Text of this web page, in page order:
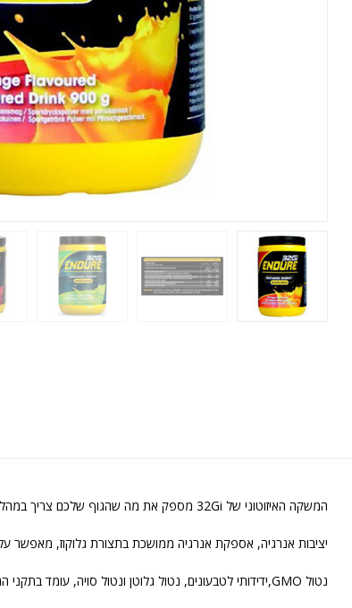
המשקה האיזוטוני של 32Gi מספק את מה שהגוף שלכם צריך במהלך פעילות גופנית באופן מבוקר ומאוזן לאורך זמן:
יציבות אנרגיה, אספקת אנרגיה ממושכת בתצורת גלוקוז, מאפשר
נטול GMO,ידידותי לטבעונים, נטול גלוטן ונטול סויה, עומד בתקני החומרים האסורים.